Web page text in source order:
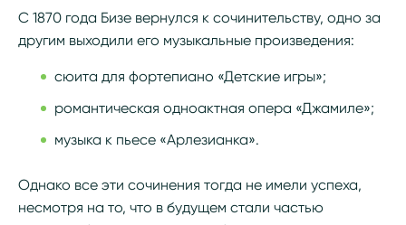
С 1870 года Бизе вернулся к сочинительству, одно за
другим выходили его музыкальные произведения:
сюита для фортепиано «Детские игры»;
романтическая одноактная опера «Джамиле»;
музыка к пьесе «Арлезианка».
Однако все эти сочинения тогда не имели успеха,
несмотря на то, что в будущем стали частью